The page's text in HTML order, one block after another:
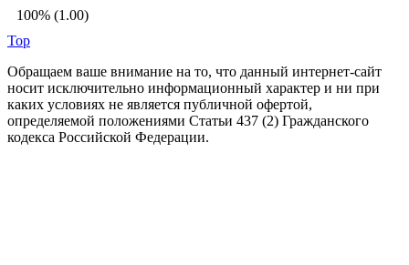
100% (1.00)
Top
Обращаем ваше внимание на то, что данный интернет-сайт
носит исключительно информационный характер и ни при
каких условиях не является публичной офертой,
определяемой положениями Статьи 437 (2) Гражданского
кодекса Российской Федерации.